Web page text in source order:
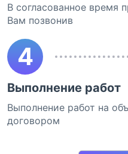
В согласованное время
Вам позвонив
4
Выполнение работ
Выполнение работ на
договором